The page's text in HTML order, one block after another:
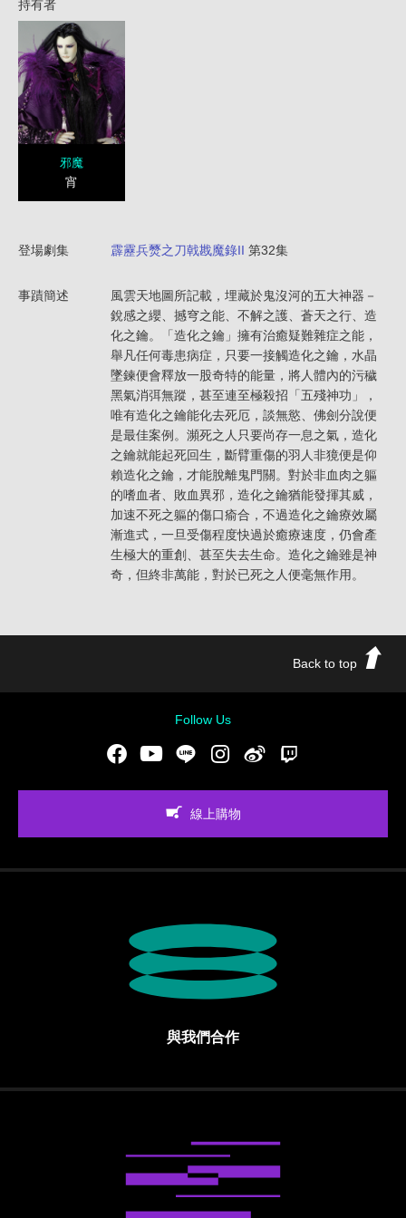
持有者
邪魔
宵
登場劇集 霹靂兵燹之刀戟戡魔錄II 第32集
事蹟簡述
風雲天地圖所記載，埋藏於鬼沒河的五大神器－
銳感之纓、撼穹之能、不解之護、蒼天之行、造
化之鑰。「造化之鑰」擁有治癒疑難雜症之能，
舉凡任何毒患病症，只要一接觸造化之鑰，水晶
墜鍊便會釋放一股奇特的能量，將人體內的污穢
黑氣消弭無蹤，甚至連至極殺招「五殘神功」，
唯有造化之鑰能化去死厄，談無慾、佛劍分說便
是最佳案例。瀕死之人只要尚存一息之氣，造化
之鑰就能起死回生，斷臂重傷的羽人非獍便是仰
賴造化之鑰，才能脫離鬼門關。對於非血肉之軀
的嗜血者、敗血異邪，造化之鑰猶能發揮其威，
加速不死之軀的傷口瘉合，不過造化之鑰療效屬
漸進式，一旦受傷程度快過於癒療速度，仍會產
生極大的重創、甚至失去生命。造化之鑰雖是神
奇，但終非萬能，對於已死之人便毫無作用。
Back to top
Follow Us
FacebookYoutubeLINE Instgram新浪微博
線上購物
與我們合作